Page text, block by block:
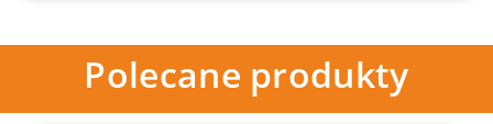
Polecane produkty